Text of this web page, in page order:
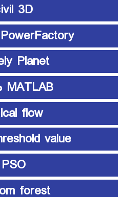
3D
Planet
MATLAB متلب
flow
value
PSO
forest